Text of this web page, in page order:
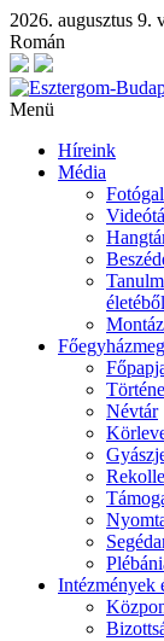
2026. augusztus 9.
Román
Menü
Híreink
Média
életéből
Névtár
Intézmények